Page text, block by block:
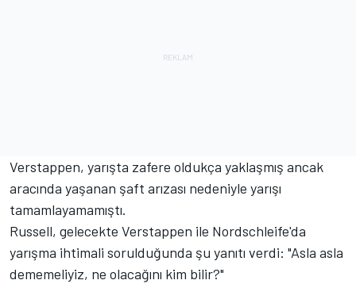
Verstappen, yarışta zafere oldukça yaklaşmış ancak
aracında yaşanan şaft arızası nedeniyle yarışı
tamamlayamamıştı.
Russell, gelecekte Verstappen ile Nordschleife'da
yarışma ihtimali sorulduğunda şu yanıtı verdi: "Asla asla
dememeliyiz, ne olacağını kim bilir?"